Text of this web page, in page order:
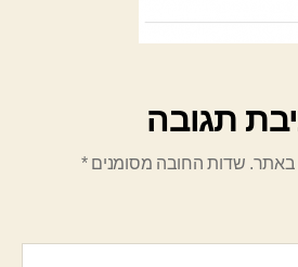
תגובה
באתר. שדות החובה מסומנים*